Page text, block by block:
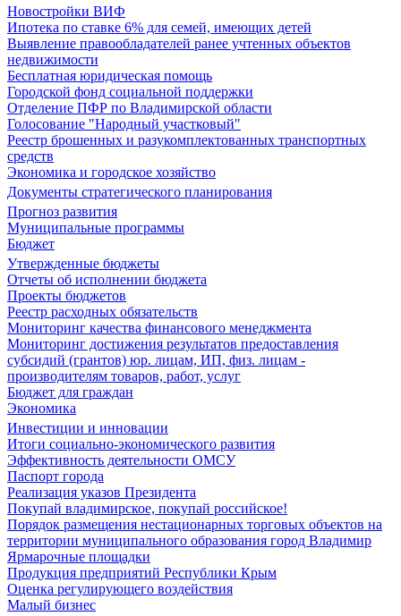
Новостройки ВИФ
Ипотека по ставке 6% для семей, имеющих детей
Выявление правообладателей ранее учтенных объектов
недвижимости
Бесплатная юридическая помощь
Городской фонд социальной поддержки
Отделение ПФР по Владимирской области
Голосование "Народный участковый"
Реестр брошенных и разукомплектованных транспортных
средств
Экономика и городское хозяйство
Документы стратегического планирования
Прогноз развития
Муниципальные программы
Бюджет
Утвержденные бюджеты
Отчеты об исполнении бюджета
Проекты бюджетов
Реестр расходных обязательств
Мониторинг качества финансового менеджмента
Мониторинг достижения результатов предоставления
субсидий (грантов) юр. лицам, ИП, физ. лицам -
производителям товаров, работ, услуг
Бюджет для граждан
Экономика
Инвестиции и инновации
Итоги социально-экономического развития
Эффективность деятельности ОМСУ
Паспорт города
Реализация указов Президента
Покупай владимирское, покупай российское!
Порядок размещения нестационарных торговых объектов на
территории муниципального образования город Владимир
Ярмарочные площадки
Продукция предприятий Республики Крым
Оценка регулирующего воздействия
Малый бизнес